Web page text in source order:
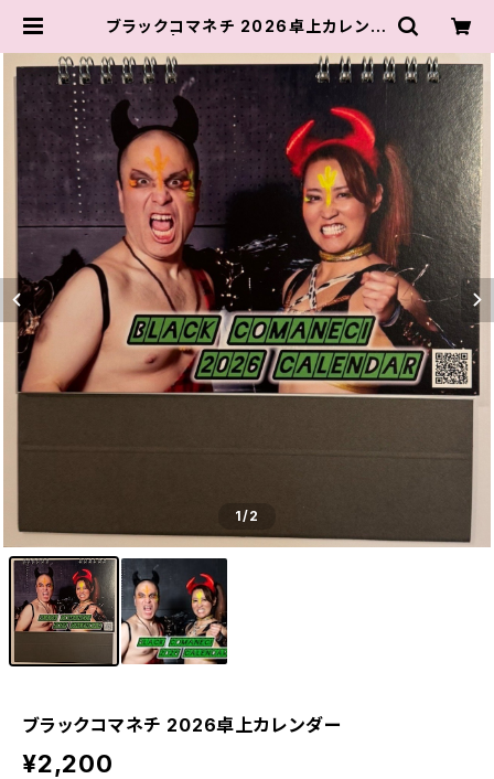
ブラックコマネチ 2026卓上カレンダ
1/2
ブラックコマネチ 2026卓上カレンダー
¥2,200